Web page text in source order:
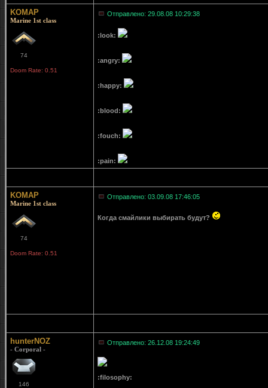
KOMAP
Marine 1st class
74
Doom Rate: 0.51
Отправлено: 29.08.08 10:29:38
:look:
:angry:
:happy:
:blood:
:fouch:
:pain:
KOMAP
Marine 1st class
74
Doom Rate: 0.51
Отправлено: 03.09.08 17:46:05
Когда смайлики выбирать будут?
hunterNOZ
- Corporal -
146
Отправлено: 26.12.08 19:24:49
:filosophy: